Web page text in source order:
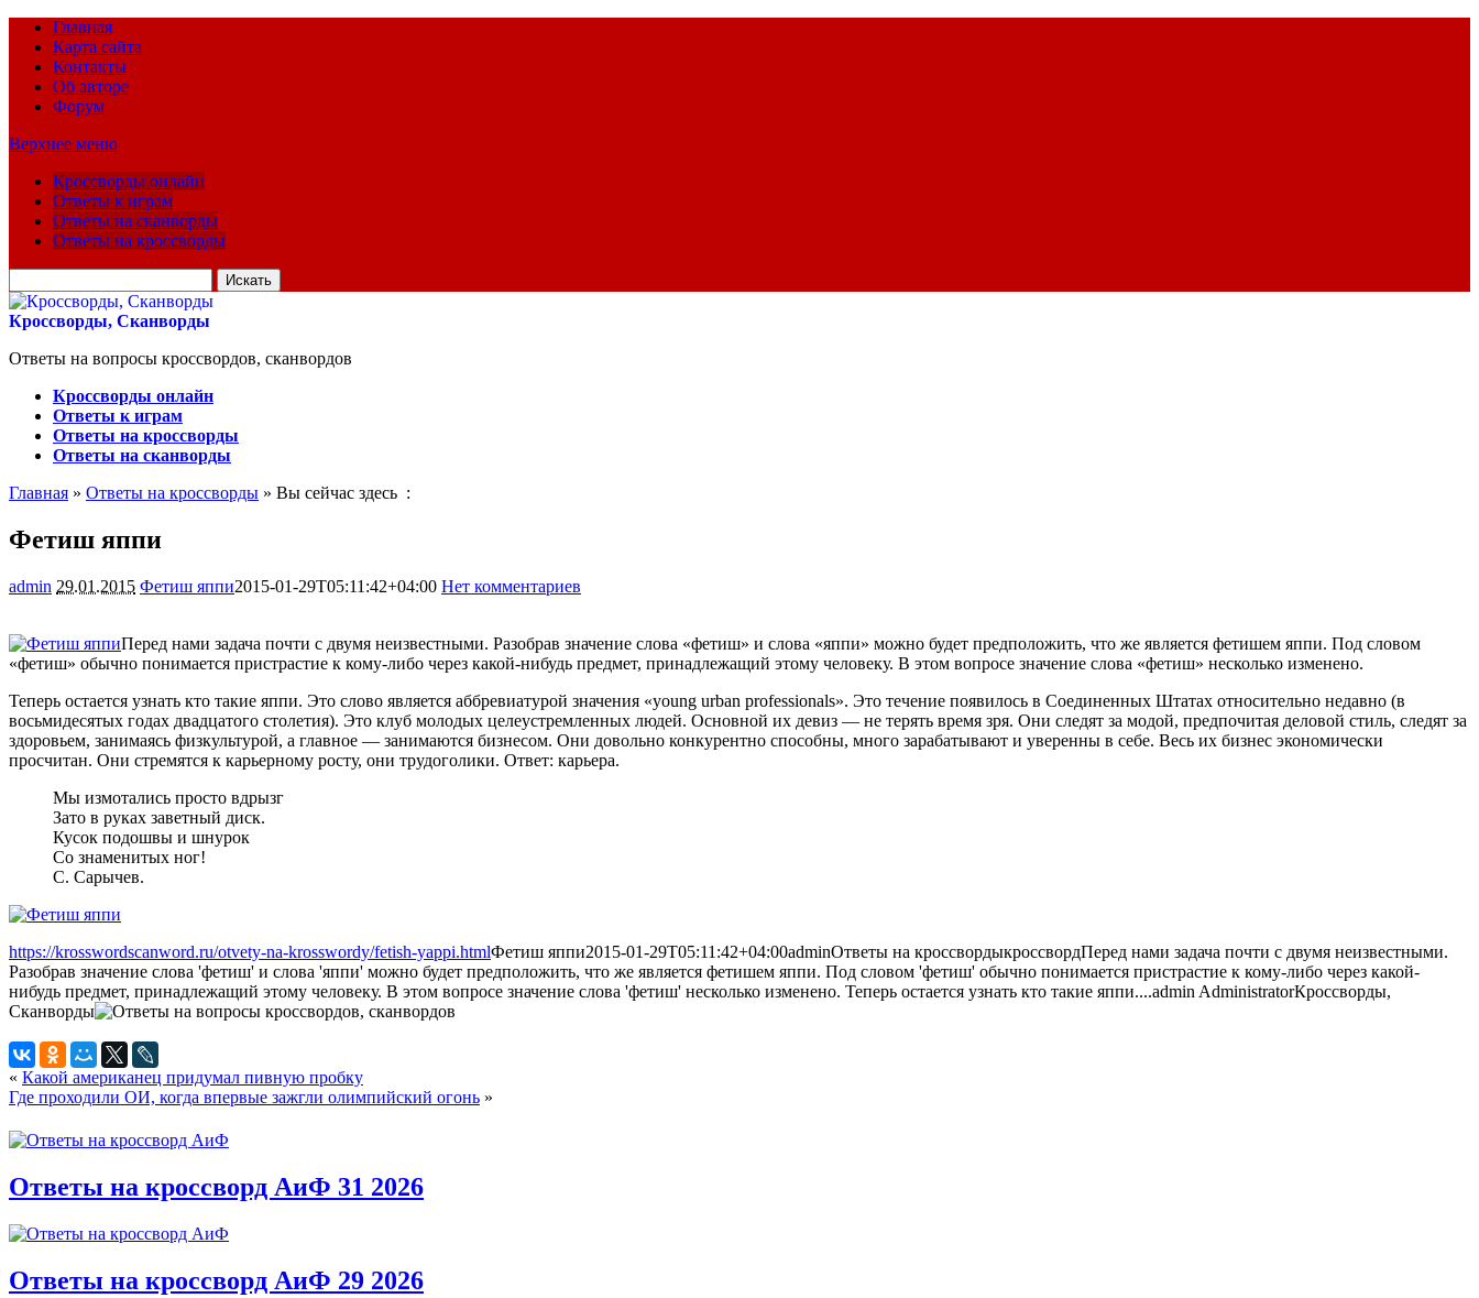
Главная
Карта сайта
Контакты
Об авторе
Форум
Верхнее меню
Кроссворды онлайн
Ответы к играм
Ответы на сканворды
Ответы на кроссворды
для:
Кроссворды, Сканворды
Ответы на вопросы кроссвордов, сканвордов
Кроссворды онлайн
Ответы к играм
Ответы на кроссворды
Ответы на сканворды
Главная » Ответы на кроссворды » Вы сейчас здесь :
Фетиш яппи
admin 29.01.2015 Фетиш яппи2015-01-29T05:11:42+04:00 Нет комментариев
Перед нами задача почти с двумя неизвестными. Разобрав значение слова «фетиш» и слова «яппи» можно будет предположить, что же является фетишем яппи. Под словом
«фетиш» обычно понимается пристрастие к кому-либо через какой-нибудь предмет, принадлежащий этому человеку. В этом вопросе значение слова «фетиш» несколько изменено.
Теперь остается узнать кто такие яппи. Это слово является аббревиатурой значения «young urban professionals». Это течение появилось в Соединенных Штатах относительно недавно (в
восьмидесятых годах двадцатого столетия). Это клуб молодых целеустремленных людей. Основной их девиз — не терять время зря. Они следят за модой, предпочитая деловой стиль, следят за
здоровьем, занимаясь физкультурой, а главное — занимаются бизнесом. Они довольно конкурентно способны, много зарабатывают и уверенны в себе. Весь их бизнес экономически
просчитан. Они стремятся к карьерному росту, они трудоголики. Ответ: карьера.
Мы измотались просто вдрызг
Зато в руках заветный диск.
Кусок подошвы и шнурок
Со знаменитых ног!
С. Сарычев.
https://krosswordscanword.ru/otvety-na-krosswordy/fetish-yappi.htmlФетиш яппи2015-01-29T05:11:42+04:00adminОтветы на кроссвордыкроссвордПеред нами задача почти с двумя неизвестными.
Разобрав значение слова 'фетиш' и слова 'яппи' можно будет предположить, что же является фетишем яппи. Под словом 'фетиш' обычно понимается пристрастие к кому-либо через какой-
нибудь предмет, принадлежащий этому человеку. В этом вопросе значение слова 'фетиш' несколько изменено. Теперь остается узнать кто такие яппи....admin AdministratorКроссворды,
Сканворды
« Какой американец придумал пивную пробку
Где проходили ОИ, когда впервые зажгли олимпийский огонь »
Ответы на кроссворд АиФ 31 2026
Ответы на кроссворд АиФ 29 2026